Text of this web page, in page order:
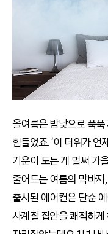
올여름은 밤낮으로 푹푹
힘들었죠. ‘이 더위가 언
기운이 도는 게 벌써 가
줄어드는 여름의 막바
출시된 에어컨은 단순
사계절 집안을 쾌적하